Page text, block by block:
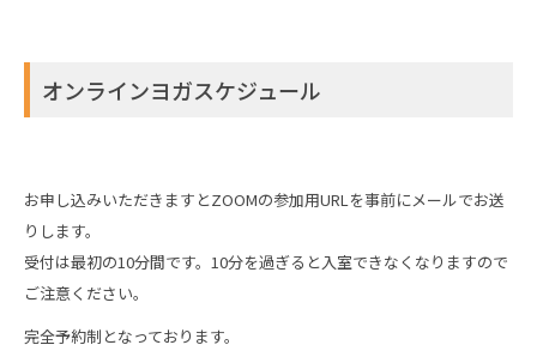
オンラインヨガスケジュール
お申し込みいただきますとZOOMの参加用URLを事前にメールでお送
りします。
受付は最初の10分間です。10分を過ぎると入室できなくなりますので
ご注意ください。
完全予約制となっております。